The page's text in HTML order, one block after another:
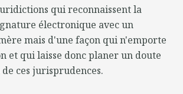
qui reconnaissent la
électronique avec un
mais d'une façon qui n'emporte
et qui laisse donc planer un doute
ces jurisprudences.